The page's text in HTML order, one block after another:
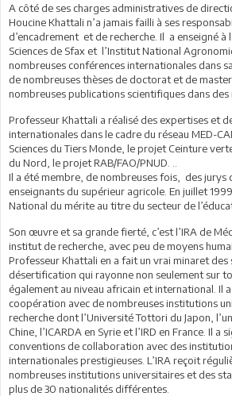
A côté de ses charges administratives de
Houcine Khattali n’a jamais failli à ses
d’encadrement et de recherche. Il a enseigné à
Sciences de Sfax et l’Institut National
nombreuses conférences internationales dans
de nombreuses thèses de doctorat et de
nombreuses publications scientifiques dans des
Professeur Khattali a réalisé des expertises et
internationales dans le cadre du réseau MED-
Sciences du Tiers Monde, le projet Ceinture
du Nord, le projet RAB/FAO/PNUD. ..
Il a été membre, de nombreuses fois, des jurys
enseignants du supérieur agricole. En juillet
National du mérite au titre du secteur de
Son œuvre et sa grande fierté, c’est l’IRA de
institut de recherche, avec peu de moyens
Professeur Khattali en a fait un vrai minaret des
désertification qui rayonne non seulement sur
également au niveau africain et international. Il
coopération avec de nombreuses institutions
recherche dont l’Université Tottori du Japon,
Chine, l’ICARDA en Syrie et l’IRD en France. Il a
conventions de collaboration avec des
internationales prestigieuses. L’IRA reçoit
nombreuses institutions universitaires et des
plus de 30 nationalités différentes.